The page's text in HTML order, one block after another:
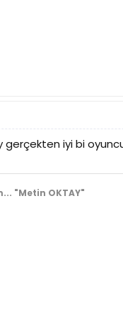
iyi bi
"Metin OKTAY"